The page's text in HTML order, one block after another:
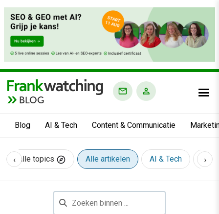
BLOG
Blog AI & Tech Content & Communicatie
‹ alle topics Alle artikelen AI & Tech ›